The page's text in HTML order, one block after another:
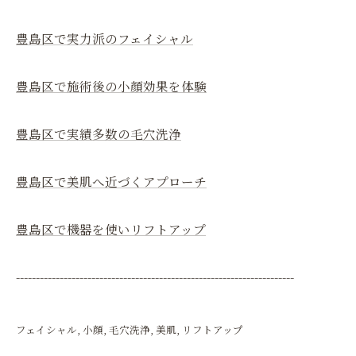
豊島区で実力派のフェイシャル
豊島区で施術後の小顔効果を体験
豊島区で実績多数の毛穴洗浄
豊島区で美肌へ近づくアプローチ
豊島区で機器を使いリフトアップ
----------------------------------------------------------------------
フェイシャル 小顔 毛穴洗浄 美肌 リフトアップ